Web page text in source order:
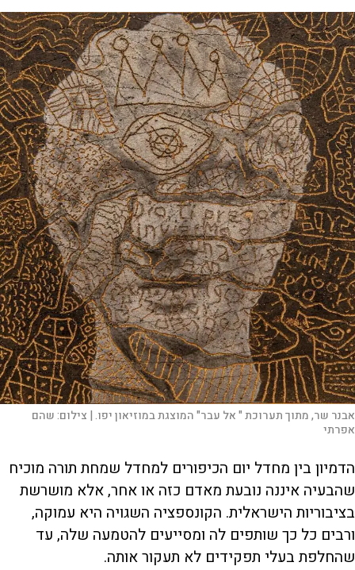
אבנר שר, מתוך תערוכת " אל עבר" המוצגת במוזיאון יפו. | צילום:שהם
אפרתי
הדמיון בין מחדל יום הכיפורים למחדל שמחת תורה מוכיח
שהבעיה איננה נובעת מאדם כזה או אחר, אלא מושרשת
בציבוריות הישראלית. הקונספציה השגויה היא עמוקה,
ורבים כל כך שותפים לה ומסייעים להטמעה שלה, עד
שהחלפת בעלי תפקידים לא תעקור אותה.